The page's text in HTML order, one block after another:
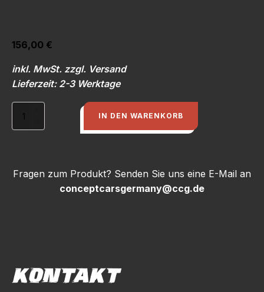
156,00 €
inkl. MwSt. zzgl. Versand
Lieferzeit: 2-3 Werktage
Stoßdämpfer
Coupe
u.
IN DEN WARENKORB
Fragen zum Produkt? Senden Sie uns eine E-Mail an
conceptcarsgermany@ccg.de
KONTAKT